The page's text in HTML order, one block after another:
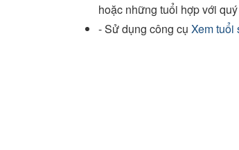
hoặc những tuổi hợp với
- Sử dụng công cụ Xem tuổi